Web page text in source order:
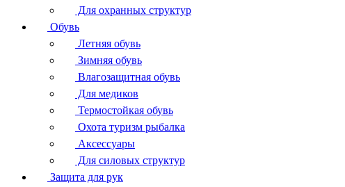
Для охранных структур
Обувь
Летняя обувь
Зимняя обувь
Влагозащитная обувь
Для медиков
Термостойкая обувь
Охота туризм рыбалка
Аксессуары
Для силовых структур
Защита для рук